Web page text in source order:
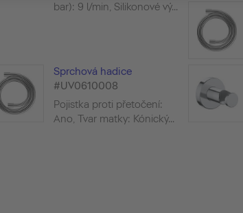
bar): 9 l/min, Silikonové vý...
Sprchová hadice
#UV0610008
Pojistka proti přetočení:
Ano, Tvar matky: Kónický...